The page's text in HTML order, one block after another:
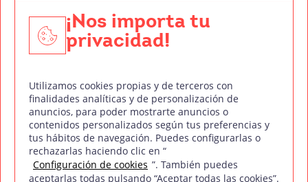
Edición y Postproducción de Vídeo
Nuestros sellos de calidad
Síguenos en Redes Sociales
¡Nos importa tu
privacidad!
Utilizamos cookies propias y de terceros con
finalidades analíticas y de personalización de
anuncios, para poder mostrarte anuncios o
contenidos personalizados según tus preferencias y
tus hábitos de navegación. Puedes configurarlas o
rechazarlas haciendo clic en “
Configuración de cookies ”. También puedes
aceptarlas todas pulsando “Aceptar todas las cookies”.